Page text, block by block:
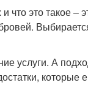
что это такое
услуги. А